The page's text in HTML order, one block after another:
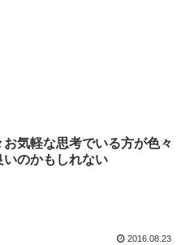
お気軽な思考でいる方が色々
いのかもしれない
2016.08.23